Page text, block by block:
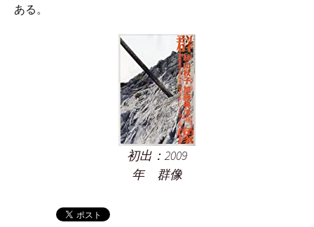
ある。
初出：2009
年 群像